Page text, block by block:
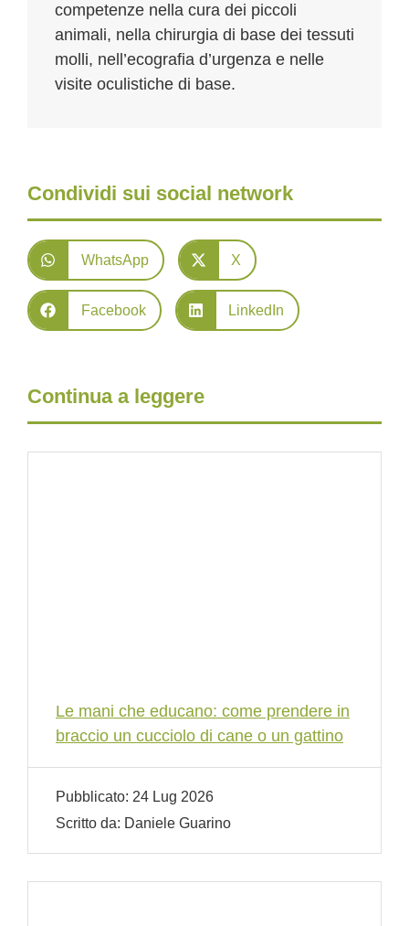
competenze nella cura dei piccoli
animali, nella chirurgia di base dei tessuti
molli, nell’ecografia d’urgenza e nelle
visite oculistiche di base.
Condividi sui social network
WhatsApp X
Facebook LinkedIn
Continua a leggere
Le mani che educano: come prendere in
braccio un cucciolo di cane o un gattino
Pubblicato: 24 Lug 2026
Scritto da: Daniele Guarino